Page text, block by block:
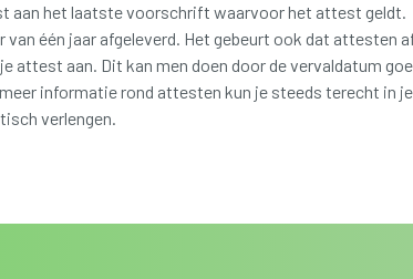
aan het laatste voorschrift waarvoor het attest geldt.
één jaar afgeleverd. Het gebeurt ook dat attesten
attest aan. Dit kan men doen door de vervaldatum
meer informatie rond attesten kun je steeds terecht in
verlengen.